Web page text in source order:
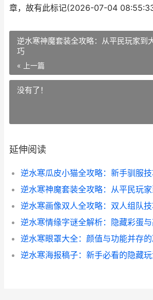
章，故有此标记(2026-07-04
逆水寒神魔套装全攻略：从平民玩家到
巧
« 上一篇
没有了！
延伸阅读
逆水寒眼罩大全：颜值与功能并存